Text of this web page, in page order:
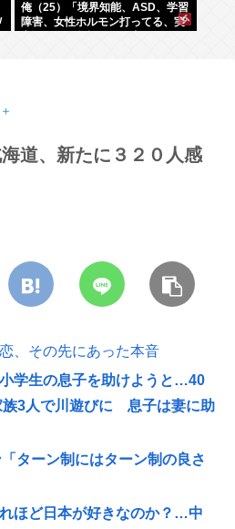
俺（25）「境界知能、ASD、学習
障害、女性ホルモン打ってる、実
海道、新たに３２０人感
、その先にあった本音
小学生の息子を助けようと…40
族3人で川遊びに 息子は妻に助
ターン制にはターン制の良さ
ほど日本が好きなのか？…中